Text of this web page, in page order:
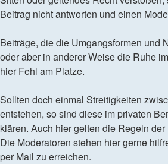
Beitrag nicht antworten und einen
Beiträge, die die Umgangsformen und
oder aber in anderer Weise die Ruhe
hier Fehl am Platze.
Sollten doch einmal Streitigkeiten
entstehen, so sind diese im privaten
klären. Auch hier gelten die Regeln
Die Moderatoren stehen hier gerne
per Mail zu erreichen.